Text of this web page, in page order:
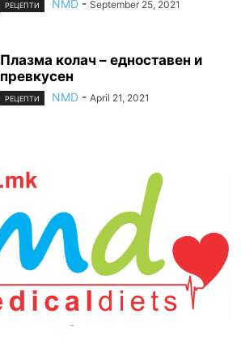
РЕЦЕПТИ NMD - September 25, 2021
Плазма колач – едноставен и
превкусен
РЕЦЕПТИ NMD - April 21, 2021